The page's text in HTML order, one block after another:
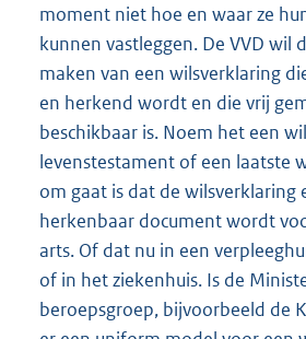
moment niet hoe en waar ze
kunnen vastleggen. De VVD wil
maken van een wilsverklaring
en herkend wordt en die vrij
beschikbaar is. Noem het een
levenstestament of een laatste
om gaat is dat de wilsverklaring
herkenbaar document wordt
arts. Of dat nu in een
of in het ziekenhuis. Is de
beroepsgroep, bijvoorbeeld de